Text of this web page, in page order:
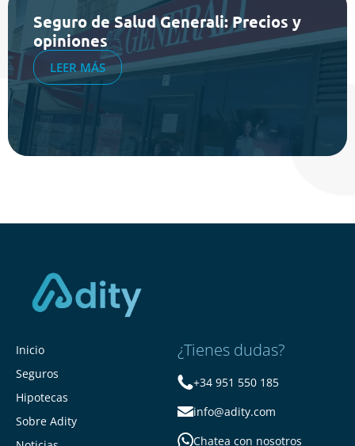
Seguro de Salud Generali: Precios y
opiniones
LEER MÁS
Inicio
Seguros
Hipotecas
Sobre Adity
¿Tienes dudas?
+34 951 550 185
info@adity.com
Chatea con nosotros